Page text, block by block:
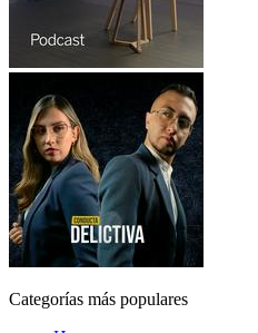
Categorías más populares